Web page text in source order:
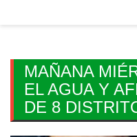
MAÑANA
EL AGUA Y
DE 8